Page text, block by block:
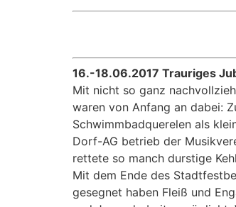
16.-18.06.2017 Trauriges
Mit nicht so ganz
waren von Anfang an dabei:
Schwimmbadquerelen als
Dorf-AG betrieb der
rettete so manch durstige
Mit dem Ende des
gesegnet haben Fleiß und